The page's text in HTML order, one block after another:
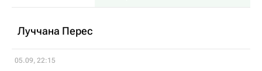
Луччана Перес
05.09, 22:15